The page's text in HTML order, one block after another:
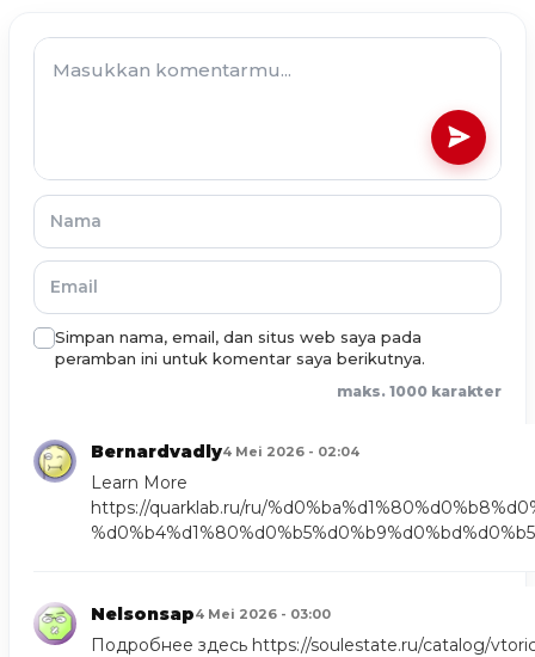
Simpan nama, email, dan situs web saya pada
peramban ini untuk komentar saya berikutnya.
maks. 1000 karakter
Bernardvadly4 Mei 2026 - 02:04
Learn More
https://quarklab.ru/ru/
Nelsonsap4 Mei 2026 - 03:00
Подробнее здесь https://soulestate.ru/catalog/